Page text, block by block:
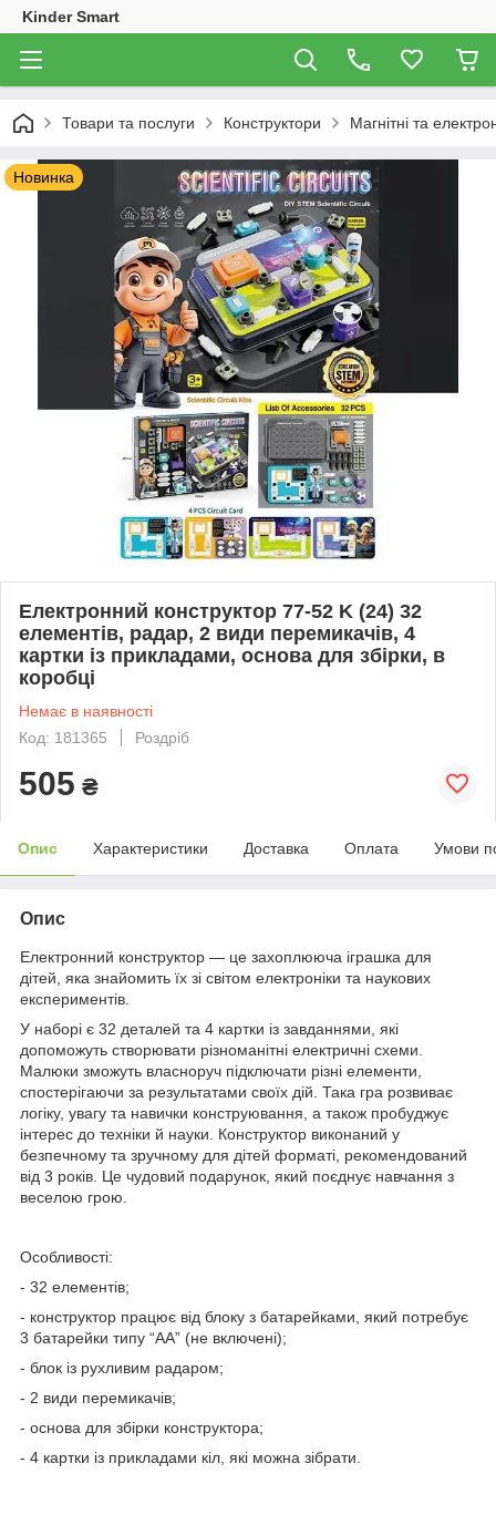
Kinder Smart
Товари та послуги Конструктори Магнітні та
Новинка
Електронний конструктор 77-52 K (24) 32
елементів, радар, 2 види перемикачів, 4
картки із прикладами, основа для збірки, в
коробці
Немає в наявності
Код: 181365
Роздріб
505 ₴
Опис Характеристики Доставка Оплата Умови
Опис
Електронний конструктор — це захоплююча іграшка для
дітей, яка знайомить їх зі світом електроніки та наукових
експериментів.
У наборі є 32 деталей та 4 картки із завданнями, які
допоможуть створювати різноманітні електричні схеми.
Малюки зможуть власноруч підключати різні елементи,
спостерігаючи за результатами своїх дій. Така гра розвиває
логіку, увагу та навички конструювання, а також пробуджує
інтерес до техніки й науки. Конструктор виконаний у
безпечному та зручному для дітей форматі, рекомендований
від 3 років. Це чудовий подарунок, який поєднує навчання з
веселою грою.
Особливості:
- 32 елементів;
- конструктор працює від блоку з батарейками, який потребує
3 батарейки типу “АА” (не включені);
- блок із рухливим радаром;
- 2 види перемикачів;
- основа для збірки конструктора;
- 4 картки із прикладами кіл, які можна зібрати.